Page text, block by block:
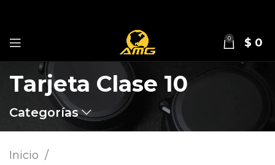
0 $ 0
Tarjeta Clase 10
Categorías
Inicio